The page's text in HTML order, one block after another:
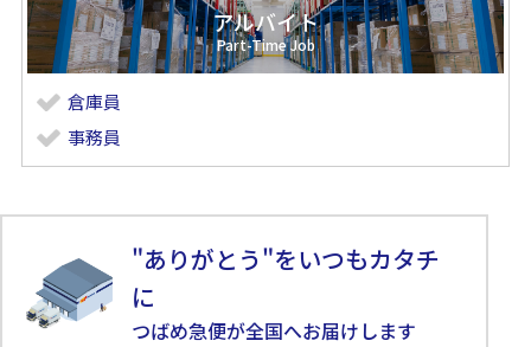
アルバイト
倉庫員
事務員
"ありがとう"をいつもカタチ
に
つばめ急便が全国へお届けします